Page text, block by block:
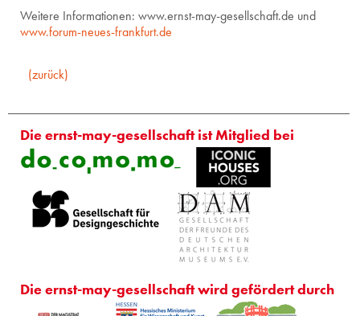
Weitere Informationen: www.ernst-may-gesellschaft.de und
www.forum-neues-frankfurt.de
(zurück)
Die ernst-may-gesellschaft ist Mitglied bei
Die ernst-may-gesellschaft wird gefördert durch